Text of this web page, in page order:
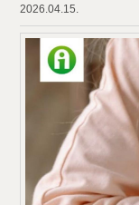
2026.04.15.